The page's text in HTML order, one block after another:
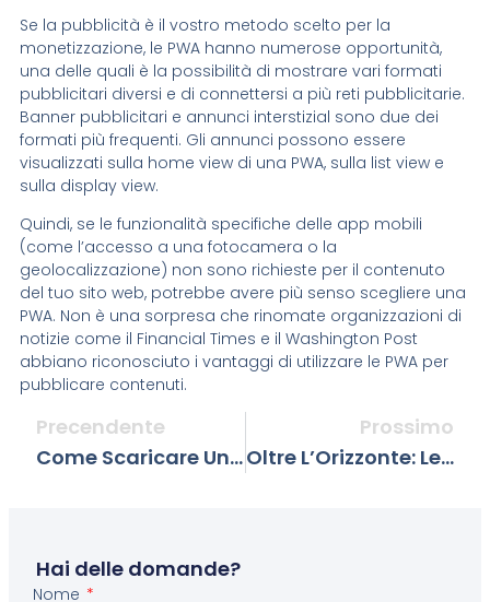
Se la pubblicità è il vostro metodo scelto per la
monetizzazione, le PWA hanno numerose opportunità,
una delle quali è la possibilità di mostrare vari formati
pubblicitari diversi e di connettersi a più reti pubblicitarie.
Banner pubblicitari e annunci interstizial sono due dei
formati più frequenti. Gli annunci possono essere
visualizzati sulla home view di una PWA, sulla list view e
sulla display view.
Quindi, se le funzionalità specifiche delle app mobili
(come l’accesso a una fotocamera o la
geolocalizzazione) non sono richieste per il contenuto
del tuo sito web, potrebbe avere più senso scegliere una
PWA. Non è una sorpresa che rinomate organizzazioni di
notizie come il Financial Times e il Washington Post
abbiano riconosciuto i vantaggi di utilizzare le PWA per
pubblicare contenuti.
Precendente
Come Scaricare Una PWA
Prossimo
Oltre L’Orizzonte: Le 4 Tendenze AI Che Definiscono Il 2026
Hai delle domande?
Nome